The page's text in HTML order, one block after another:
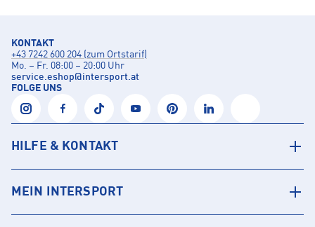
KONTAKT
+43 7242 600 204 (zum Ortstarif)
Mo. – Fr. 08:00 – 20:00 Uhr
service.eshop@intersport.at
FOLGE UNS
HILFE & KONTAKT
MEIN INTERSPORT